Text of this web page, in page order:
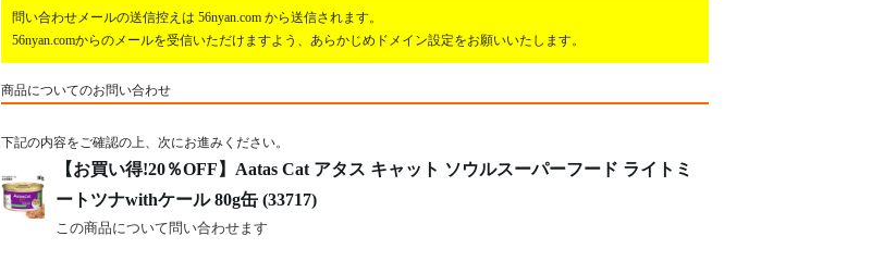
問い合わせメールの送信控えは 56nyan.com から送信されます。
56nyan.comからのメールを受信いただけますよう、あらかじめドメイン設定をお願いいたします。
商品についてのお問い合わせ
下記の内容をご確認の上、次にお進みください。
【お買い得!20％OFF】Aatas Cat アタス キャット ソウルスーパーフード ライトミ
ートツナwithケール 80g缶 (33717)
この商品について問い合わせます